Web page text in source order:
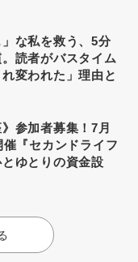
な私を救う、5分
読者がバスタイム
変われた」理由と
参加者募集！7月
『セカンドライフ
ゆとりの資金設